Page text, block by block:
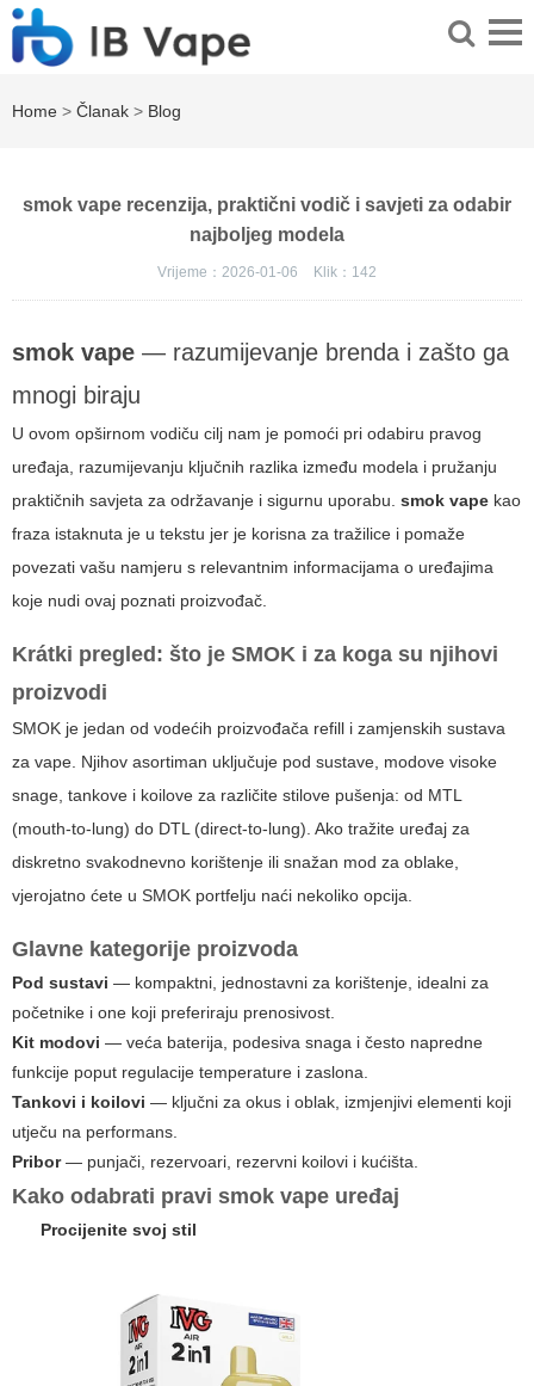
Home > Članak > Blog
smok vape recenzija, praktični vodič i savjeti za odabir
najboljeg modela
Vrijeme：2026-01-06 Klik： 142
smok vape — razumijevanje brenda i zašto ga
mnogi biraju
U ovom opširnom vodiču cilj nam je pomoći pri odabiru pravog
uređaja, razumijevanju ključnih razlika između modela i pružanju
praktičnih savjeta za održavanje i sigurnu uporabu. smok vape kao
fraza istaknuta je u tekstu jer je korisna za tražilice i pomaže
povezati vašu namjeru s relevantnim informacijama o uređajima
koje nudi ovaj poznati proizvođač.
Krátki pregled: što je SMOK i za koga su njihovi
proizvodi
SMOK je jedan od vodećih proizvođača refill i zamjenskih sustava
za vape. Njihov asortiman uključuje pod sustave, modove visoke
snage, tankove i koilove za različite stilove pušenja: od MTL
(mouth-to-lung) do DTL (direct-to-lung). Ako tražite uređaj za
diskretno svakodnevno korištenje ili snažan mod za oblake,
vjerojatno ćete u SMOK portfelju naći nekoliko opcija.
Glavne kategorije proizvoda
Pod sustavi — kompaktni, jednostavni za korištenje, idealni za
početnike i one koji preferiraju prenosivost.
Kit modovi — veća baterija, podesiva snaga i često napredne
funkcije poput regulacije temperature i zaslona.
Tankovi i koilovi — ključni za okus i oblak, izmjenjivi elementi koji
utječu na performans.
Pribor— punjači, rezervoari, rezervni koilovi i kućišta.
Kako odabrati pravi smok vape uređaj
Procijenite svoj stil